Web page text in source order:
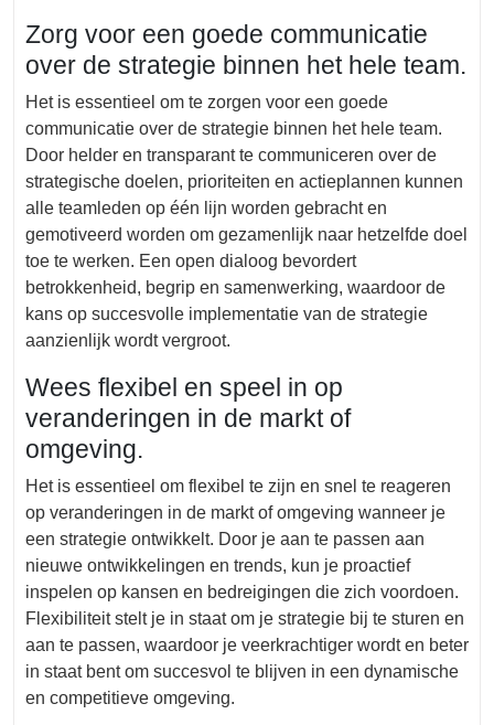
Zorg voor een goede communicatie
over de strategie binnen het hele team.
Het is essentieel om te zorgen voor een goede
communicatie over de strategie binnen het hele team.
Door helder en transparant te communiceren over de
strategische doelen, prioriteiten en actieplannen kunnen
alle teamleden op één lijn worden gebracht en
gemotiveerd worden om gezamenlijk naar hetzelfde doel
toe te werken. Een open dialoog bevordert
betrokkenheid, begrip en samenwerking, waardoor de
kans op succesvolle implementatie van de strategie
aanzienlijk wordt vergroot.
Wees flexibel en speel in op
veranderingen in de markt of
omgeving.
Het is essentieel om flexibel te zijn en snel te reageren
op veranderingen in de markt of omgeving wanneer je
een strategie ontwikkelt. Door je aan te passen aan
nieuwe ontwikkelingen en trends, kun je proactief
inspelen op kansen en bedreigingen die zich voordoen.
Flexibiliteit stelt je in staat om je strategie bij te sturen en
aan te passen, waardoor je veerkrachtiger wordt en beter
in staat bent om succesvol te blijven in een dynamische
en competitieve omgeving.